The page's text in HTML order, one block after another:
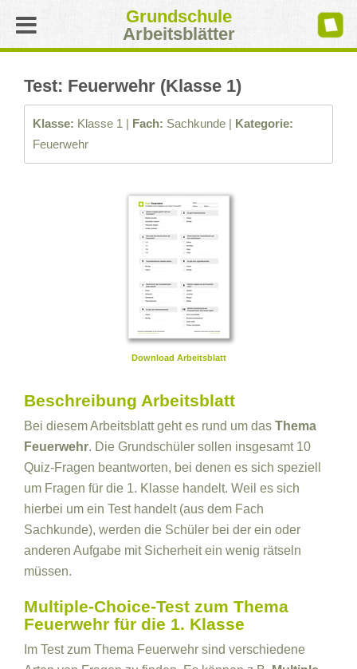
Grundschule
Arbeitsblätter
Test: Feuerwehr (Klasse 1)
Klasse: Klasse 1 | Fach: Sachkunde | Kategorie:
Feuerwehr
Download Arbeitsblatt
Beschreibung Arbeitsblatt
Bei diesem Arbeitsblatt geht es rund um das Thema
Feuerwehr. Die Grundschüler sollen insgesamt 10
Quiz-Fragen beantworten, bei denen es sich speziell
um Fragen für die 1. Klasse handelt. Weil es sich
hierbei um ein Test handelt (aus dem Fach
Sachkunde), werden die Schüler bei der ein oder
anderen Aufgabe mit Sicherheit ein wenig rätseln
müssen.
Multiple-Choice-Test zum Thema
Feuerwehr für die 1. Klasse
Im Test zum Thema Feuerwehr sind verschiedene